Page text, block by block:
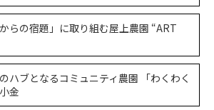
からの宿題」に取り組む屋上農園 “ART
ハブとなるコミュニティ農園 「わくわく
金